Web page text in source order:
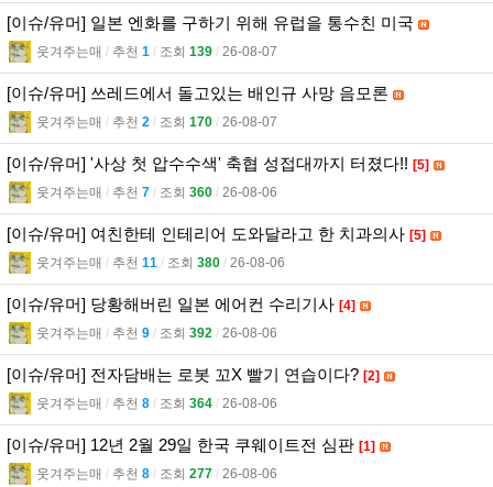
[이슈/유머] 일본 엔화를 구하기 위해 유럽을 통수친 미국
웃겨주는매 l 추천 1 l 조회 139 l 26-08-07
[이슈/유머] 쓰레드에서 돌고있는 배인규 사망 음모론
웃겨주는매 l 추천 2 l 조회 170 l 26-08-07
[이슈/유머] '사상 첫 압수수색' 축협 성접대까지 터졌다!! [5]
웃겨주는매 l 추천 7 l 조회 360 l 26-08-06
[이슈/유머] 여친한테 인테리어 도와달라고 한 치과의사 [5]
웃겨주는매 l 추천 11 l 조회 380 l 26-08-06
[이슈/유머] 당황해버린 일본 에어컨 수리기사 [4]
웃겨주는매 l 추천 9 l 조회 392 l 26-08-06
[이슈/유머] 전자담배는 로봇 꼬X 빨기 연습이다? [2]
웃겨주는매 l 추천 8 l 조회 364 l 26-08-06
[이슈/유머] 12년 2월 29일 한국 쿠웨이트전 심판 [1]
웃겨주는매 l 추천 8 l 조회 277 l 26-08-06